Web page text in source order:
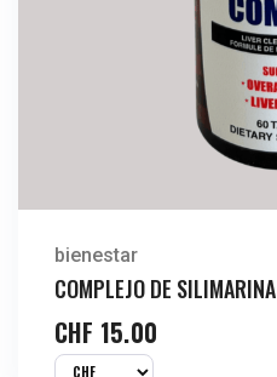
bienestar
COMPLEJO DE SILIMARINA
CHF 15.00